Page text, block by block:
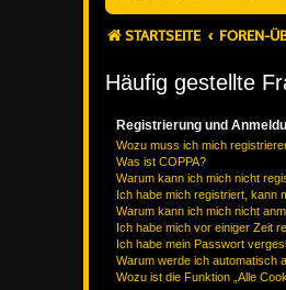
STARTSEITE FOREN-
Häufig gestellte
Registrierung und
Wozu muss ich mich
Was ist COPPA?
Warum kann ich mich nicht
Ich habe mich registriert, kann
Warum kann ich mich nicht
Ich habe mich vor einiger Zeit
Ich habe mein Passwort
Warum werde ich automatisch
Wozu ist die Funktion „Alle